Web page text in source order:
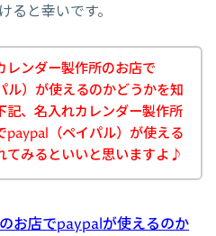
ると幸いです。
レンダー製作所のお店で
ル）が使えるのかどうかを知
記、名入れカレンダー製作所
paypal（ペイパル）が使える
てみるといいと思いますよ♪
お店でpaypalが使えるのか